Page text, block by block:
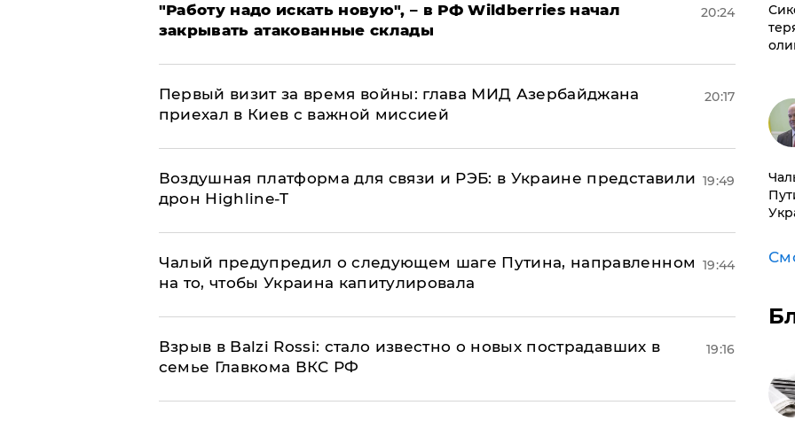
"Работу надо искать новую", – в РФ Wildberries начал
закрывать атакованные склады
20:24
Первый визит за время войны: глава МИД Азербайджана
приехал в Киев с важной миссией
20:17
Воздушная платформа для связи и РЭБ: в Украине представили
дрон Highline-T
19:49
Чалый предупредил о следующем шаге Путина, направленном
на то, чтобы Украина капитулировала
19:44
Взрыв в Balzi Rossi: стало известно о новых пострадавших в
семье Главкома ВКС РФ
19:16